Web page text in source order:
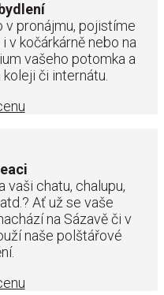
pronájmu, pojistíme
v kočárkárně nebo na
vašeho potomka a
či internátu.
vaši chatu, chalupu,
Ať už se vaše
na Sázavě či v
naše polštářové